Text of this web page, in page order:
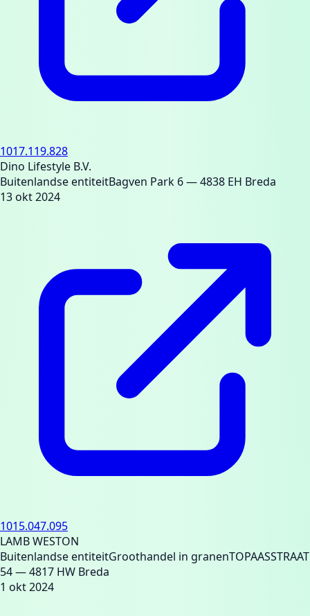
1017.119.828
Dino Lifestyle B.V.
Buitenlandse entiteitBagven Park 6— 4838 EH Breda
13 okt 2024
1015.047.095
LAMB WESTON
Buitenlandse entiteitGroothandel in granenTOPAASSTRAAT
54— 4817 HW Breda
1 okt 2024